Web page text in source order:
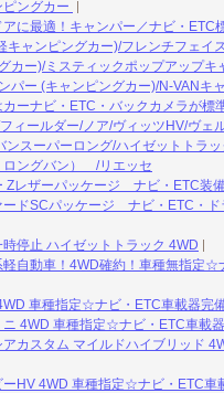
ングカー
に最適！キャンパー／ナビ・ETC
キャンピングカー)/フレンチフェ
カー)/ミスティックポップアップ
パー (キャンピングカー)/N-VANキ
ーナビ・ETC・バックカメラが
ィールダー/ノア/ヴィッツHV/ヴ
ンスーパーロング/ハイゼットトラ
ロングバン） /リエッセ
Zレザーパッケージ ナビ・ETC装
ードSCパッケージ ナビ・ETC・
停止 ハイゼットトラック 4WD
軽自動車！4WD確約！車種無指定
車種指定☆ナビ・ETC車載器完
4WD 車種指定☆ナビ・ETC車載
アカスタム マイルドハイブリッ
HV 4WD 車種指定☆ナビ・ETC車